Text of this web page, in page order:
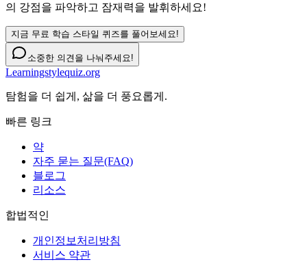
의 강점을 파악하고 잠재력을 발휘하세요!
지금 무료 학습 스타일 퀴즈를 풀어보세요!
소중한 의견을 나눠주세요!
Learningstylequiz.org
탐험을 더 쉽게, 삶을 더 풍요롭게.
빠른 링크
약
자주 묻는 질문(FAQ)
블로그
리소스
합법적인
개인정보처리방침
서비스 약관